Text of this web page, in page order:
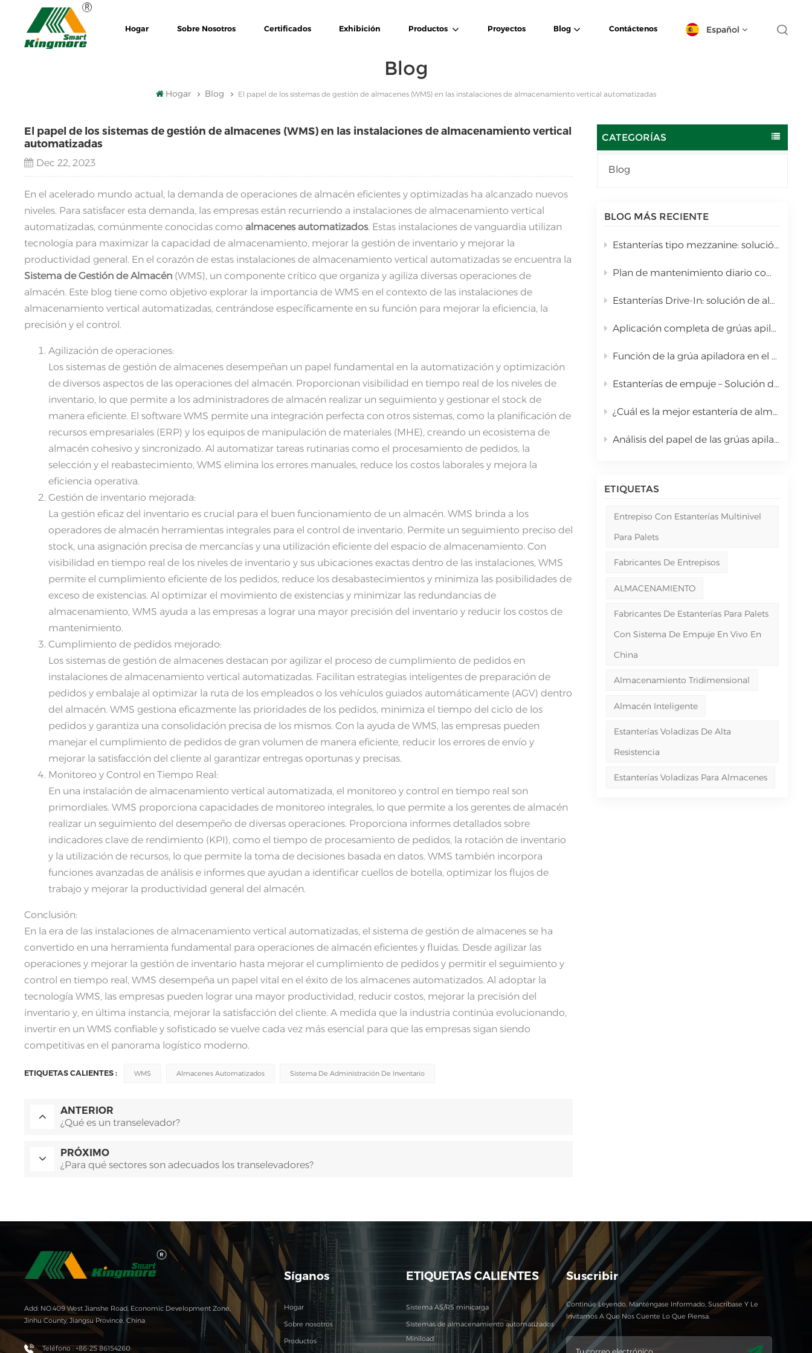
Hogar Sobre Nosotros Certificados Exhibición Productos Proyectos Blog Contáctenos Español
français
العربية
português
中文
русский
Blog
Hogar Blog El papel de los sistemas de gestión de almacenes (WMS) en las instalaciones de almacenamiento vertical automatizadas
CATEGORÍAS
Blog
BLOG MÁS RECIENTE
Estanterías tipo mezzanine: solución de almacenamiento vertical multinivel para almacenes.
Plan de mantenimiento diario completo para la grúa apiladora del sistema automatizado de almacenamiento y recuperación
Estanterías Drive-In: solución de almacenamiento de palets a granel de alta densidad.
Aplicación completa de grúas apiladoras en sistemas automatizados de almacenamiento y recuperación (AS/RS)
Función de la grúa apiladora en el sistema automatizado de almacenamiento y recuperación (AS/RS) y análisis completo de costos.
Estanterías de empuje – Solución de almacenamiento de alta densidad con carros de gravedad
¿Cuál es la mejor estantería de almacenamiento de alta densidad para mercancías paletizadas a granel? | Estanterías de acceso directo Kingmore
Análisis del papel de las grúas apiladoras en los sistemas automatizados de almacenamiento y recuperación (AS/RS)
ETIQUETAS
Entrepiso Con Estanterías Multinivel
Para Palets
Fabricantes De Entrepisos
ALMACENAMIENTO
Fabricantes De Estanterías Para Palets
Con Sistema De Empuje En Vivo En
China
Almacenamiento Tridimensional
Almacén Inteligente
Estanterías Voladizas De Alta
Resistencia
Estanterías Voladizas Para Almacenes
El papel de los sistemas de gestión de almacenes (WMS) en las instalaciones de almacenamiento vertical
automatizadas
Dec 22, 2023
En el acelerado mundo actual, la demanda de operaciones de almacén eficientes y optimizadas ha alcanzado nuevos
niveles. Para satisfacer esta demanda, las empresas están recurriendo a instalaciones de almacenamiento vertical
automatizadas, comúnmente conocidas como almacenes automatizados. Estas instalaciones de vanguardia utilizan
tecnología para maximizar la capacidad de almacenamiento, mejorar la gestión de inventario y mejorar la
productividad general. En el corazón de estas instalaciones de almacenamiento vertical automatizadas se encuentra la
Sistema de Gestión de Almacén (WMS), un componente crítico que organiza y agiliza diversas operaciones de
almacén. Este blog tiene como objetivo explorar la importancia de WMS en el contexto de las instalaciones de
almacenamiento vertical automatizadas, centrándose específicamente en su función para mejorar la eficiencia, la
precisión y el control.
Agilización de operaciones:
Los sistemas de gestión de almacenes desempeñan un papel fundamental en la automatización y optimización
de diversos aspectos de las operaciones del almacén. Proporcionan visibilidad en tiempo real de los niveles de
inventario, lo que permite a los administradores de almacén realizar un seguimiento y gestionar el stock de
manera eficiente. El software WMS permite una integración perfecta con otros sistemas, como la planificación de
recursos empresariales (ERP) y los equipos de manipulación de materiales (MHE), creando un ecosistema de
almacén cohesivo y sincronizado. Al automatizar tareas rutinarias como el procesamiento de pedidos, la
selección y el reabastecimiento, WMS elimina los errores manuales, reduce los costos laborales y mejora la
eficiencia operativa.
Gestión de inventario mejorada:
La gestión eficaz del inventario es crucial para el buen funcionamiento de un almacén. WMS brinda a los
operadores de almacén herramientas integrales para el control de inventario. Permite un seguimiento preciso del
stock, una asignación precisa de mercancías y una utilización eficiente del espacio de almacenamiento. Con
visibilidad en tiempo real de los niveles de inventario y sus ubicaciones exactas dentro de las instalaciones, WMS
permite el cumplimiento eficiente de los pedidos, reduce los desabastecimientos y minimiza las posibilidades de
exceso de existencias. Al optimizar el movimiento de existencias y minimizar las redundancias de
almacenamiento, WMS ayuda a las empresas a lograr una mayor precisión del inventario y reducir los costos de
mantenimiento.
Cumplimiento de pedidos mejorado:
Los sistemas de gestión de almacenes destacan por agilizar el proceso de cumplimiento de pedidos en
instalaciones de almacenamiento vertical automatizadas. Facilitan estrategias inteligentes de preparación de
pedidos y embalaje al optimizar la ruta de los empleados o los vehículos guiados automáticamente (AGV) dentro
del almacén. WMS gestiona eficazmente las prioridades de los pedidos, minimiza el tiempo del ciclo de los
pedidos y garantiza una consolidación precisa de los mismos. Con la ayuda de WMS, las empresas pueden
manejar el cumplimiento de pedidos de gran volumen de manera eficiente, reducir los errores de envío y
mejorar la satisfacción del cliente al garantizar entregas oportunas y precisas.
Monitoreo y Control en Tiempo Real:
En una instalación de almacenamiento vertical automatizada, el monitoreo y control en tiempo real son
primordiales. WMS proporciona capacidades de monitoreo integrales, lo que permite a los gerentes de almacén
realizar un seguimiento del desempeño de diversas operaciones. Proporciona informes detallados sobre
indicadores clave de rendimiento (KPI), como el tiempo de procesamiento de pedidos, la rotación de inventario
y la utilización de recursos, lo que permite la toma de decisiones basada en datos. WMS también incorpora
funciones avanzadas de análisis e informes que ayudan a identificar cuellos de botella, optimizar los flujos de
trabajo y mejorar la productividad general del almacén.
Conclusión:
En la era de las instalaciones de almacenamiento vertical automatizadas, el sistema de gestión de almacenes se ha
convertido en una herramienta fundamental para operaciones de almacén eficientes y fluidas. Desde agilizar las
operaciones y mejorar la gestión de inventario hasta mejorar el cumplimiento de pedidos y permitir el seguimiento y
control en tiempo real, WMS desempeña un papel vital en el éxito de los almacenes automatizados. Al adoptar la
tecnología WMS, las empresas pueden lograr una mayor productividad, reducir costos, mejorar la precisión del
inventario y, en última instancia, mejorar la satisfacción del cliente. A medida que la industria continúa evolucionando,
invertir en un WMS confiable y sofisticado se vuelve cada vez más esencial para que las empresas sigan siendo
competitivas en el panorama logístico moderno.
ETIQUETAS CALIENTES : WMS Almacenes Automatizados Sistema De Administración De Inventario
ANTERIOR
¿Qué es un transelevador?
PRÓXIMO
¿Para qué sectores son adecuados los transelevadores?
Add: NO.409 West Jianshe Road, Economic Development Zone,
Jinhu County, Jiangsu Province, China
Teléfono : +86-25 86154260
Síganos
Hogar
Sobre nosotros
Productos
ETIQUETAS CALIENTES
Sistema AS/RS minicarga
Sistemas de almacenamiento automatizados
Miniload
Suscribir
Continúe Leyendo, Manténgase Informado, Suscríbase Y Le
Invitamos A Que Nos Cuente Lo Que Piensa.